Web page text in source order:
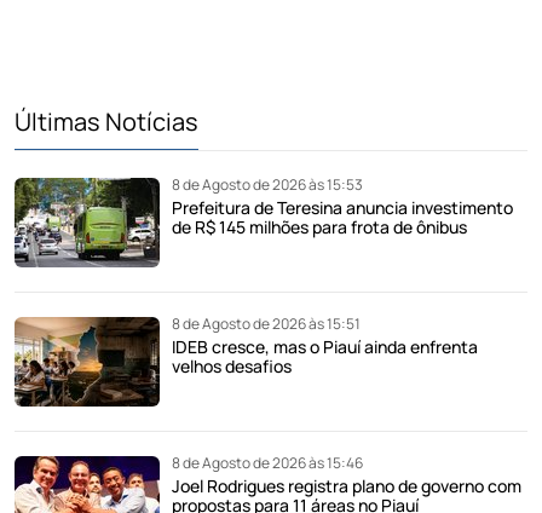
Últimas Notícias
8 de Agosto de 2026 às 15:53
Prefeitura de Teresina anuncia investimento
de R$ 145 milhões para frota de ônibus
8 de Agosto de 2026 às 15:51
IDEB cresce, mas o Piauí ainda enfrenta
velhos desafios
8 de Agosto de 2026 às 15:46
Joel Rodrigues registra plano de governo com
propostas para 11 áreas no Piauí